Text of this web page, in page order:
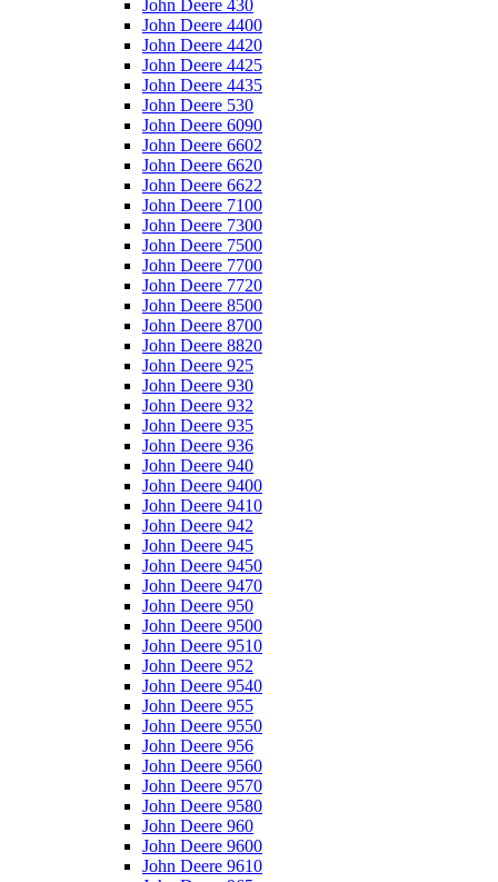
John Deere 430
John Deere 4400
John Deere 4420
John Deere 4425
John Deere 4435
John Deere 530
John Deere 6090
John Deere 6602
John Deere 6620
John Deere 6622
John Deere 7100
John Deere 7300
John Deere 7500
John Deere 7700
John Deere 7720
John Deere 8500
John Deere 8700
John Deere 8820
John Deere 925
John Deere 930
John Deere 932
John Deere 935
John Deere 936
John Deere 940
John Deere 9400
John Deere 9410
John Deere 942
John Deere 945
John Deere 9450
John Deere 9470
John Deere 950
John Deere 9500
John Deere 9510
John Deere 952
John Deere 9540
John Deere 955
John Deere 9550
John Deere 956
John Deere 9560
John Deere 9570
John Deere 9580
John Deere 960
John Deere 9600
John Deere 9610